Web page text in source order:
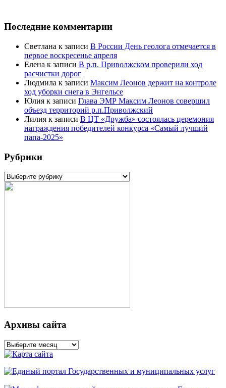
Последние комментарии
Светлана к записи В России День геолога отмечается в
первое воскресенье апреля
Елена к записи В р.п. Приволжском проверили ход
расчистки дорог
Людмила к записи Максим Леонов держит на контроле
ход уборки снега в Энгельсе
Юлия к записи Глава ЭМР Максим Леонов совершил
объезд территорий р.п.Приволжский
Лилия к записи В ЦТ «Дружба» состоялась церемония
награждения победителей конкурса «Самый лучший
папа-2025»
Рубрики
Рубрики
Архивы сайта
Архивы
сайта